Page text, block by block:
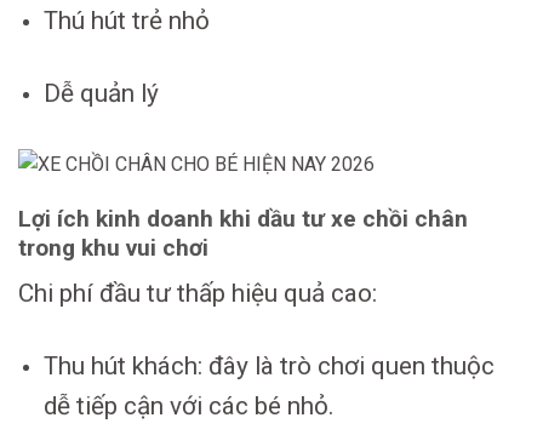
Thú hút trẻ nhỏ
Dễ quản lý
Lợi ích kinh doanh khi dầu tư xe chồi chân
trong khu vui chơi
Chi phí đầu tư thấp hiệu quả cao:
Thu hút khách: đây là trò chơi quen thuộc
dễ tiếp cận với các bé nhỏ.